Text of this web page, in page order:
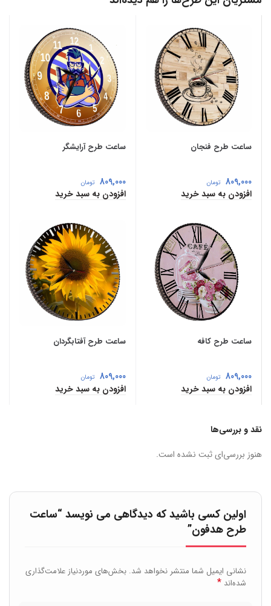
ساعت طرح فنجان
809,000 تومان
افزودن به سبد خرید
ساعت طرح آرایشگر
809,000 تومان
افزودن به سبد خرید
ساعت طرح کافه
809,000 تومان
افزودن به سبد خرید
ساعت طرح آفتابگردان
809,000 تومان
افزودن به سبد خرید
نقد و بررسی‌ها
هنوز بررسی‌ای ثبت نشده است.
اولین کسی باشید که دیدگاهی می نویسد “ساعت
طرح هدفون”
نشانی ایمیل شما منتشر نخواهد شد. بخش‌های موردنیاز علامت‌گذاری
شده‌اند *